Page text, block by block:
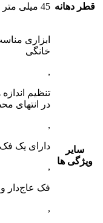
قطر دهانه 45 میلی متر
سایر
ویژگی ها
ابزاری
خانگی
,
تنظیم
در انتهای
,
دارای یک
,
فک
,